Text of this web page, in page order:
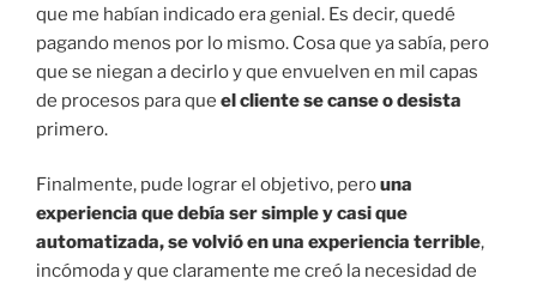
que me habían indicado era genial. Es decir, quedé
pagando menos por lo mismo. Cosa que ya sabía, pero
que se niegan a decirlo y que envuelven en mil capas
de procesos para que el cliente se canse o desista
primero.
Finalmente, pude lograr el objetivo, perouna
experiencia que debía ser simple y casi que
automatizada, se volvió en una experiencia terrible,
incómoda y que claramente me creó la necesidad de